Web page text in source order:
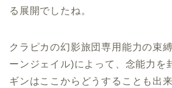
る展開でしたね。
クラピカの幻影旅団専用能力の束
ーンジェイル)によって、念能力を
ギンはここからどうすることも出